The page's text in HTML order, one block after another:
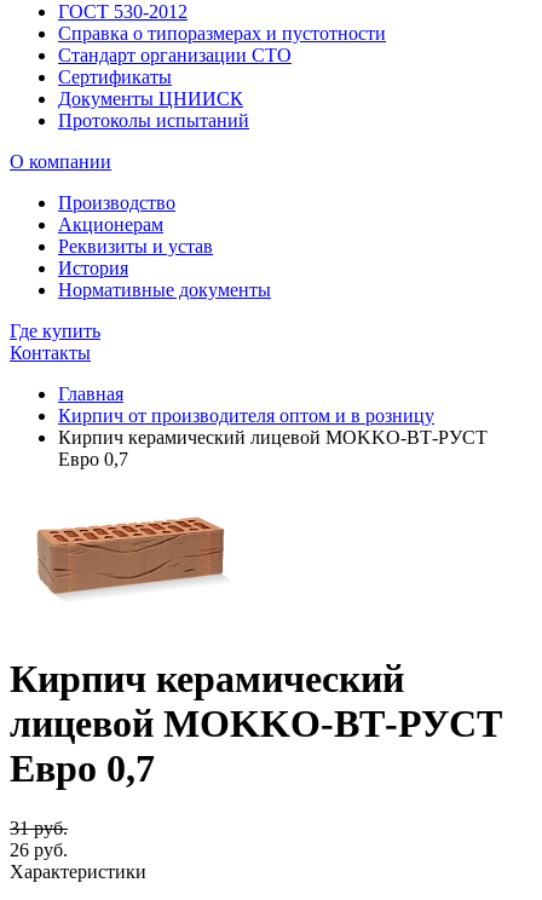
ГОСТ 530-2012
Справка о типоразмерах и пустотности
Стандарт организации СТО
Сертификаты
Документы ЦНИИСК
Протоколы испытаний
О компании
Производство
Акционерам
Реквизиты и устав
История
Нормативные документы
Где купить
Контакты
Главная
Кирпич от производителя оптом и в розницу
Кирпич керамический лицевой MOKKO-ВТ-РУСТ
Евро 0,7
Кирпич керамический
лицевой MOKKO-ВТ-РУСТ
Евро 0,7
31 руб.
26 руб.
Характеристики